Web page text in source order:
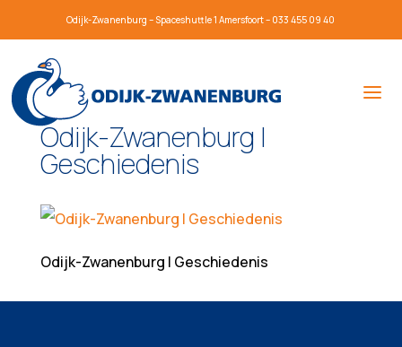
Odijk-Zwanenburg – Spaceshuttle 1 Amersfoort – 033 455 09 40
Odijk-Zwanenburg |
Geschiedenis
Odijk-Zwanenburg | Geschiedenis